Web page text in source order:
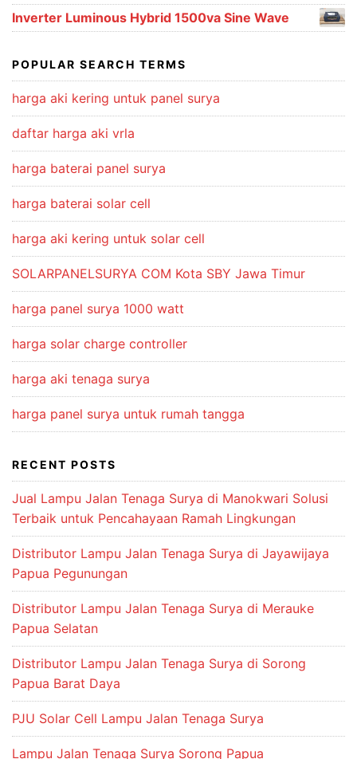
price
was:
price
is:
Inverter Luminous Hybrid 1500va Sine Wave
POPULAR SEARCH TERMS
harga aki kering untuk panel surya
daftar harga aki vrla
harga baterai panel surya
harga baterai solar cell
harga aki kering untuk solar cell
SOLARPANELSURYA COM Kota SBY Jawa Timur
harga panel surya 1000 watt
harga solar charge controller
harga aki tenaga surya
harga panel surya untuk rumah tangga
RECENT POSTS
Jual Lampu Jalan Tenaga Surya di Manokwari Solusi
Terbaik untuk Pencahayaan Ramah Lingkungan
Distributor Lampu Jalan Tenaga Surya di Jayawijaya
Papua Pegunungan
Distributor Lampu Jalan Tenaga Surya di Merauke
Papua Selatan
Distributor Lampu Jalan Tenaga Surya di Sorong
Papua Barat Daya
PJU Solar Cell Lampu Jalan Tenaga Surya
Lampu Jalan Tenaga Surya Sorong Papua